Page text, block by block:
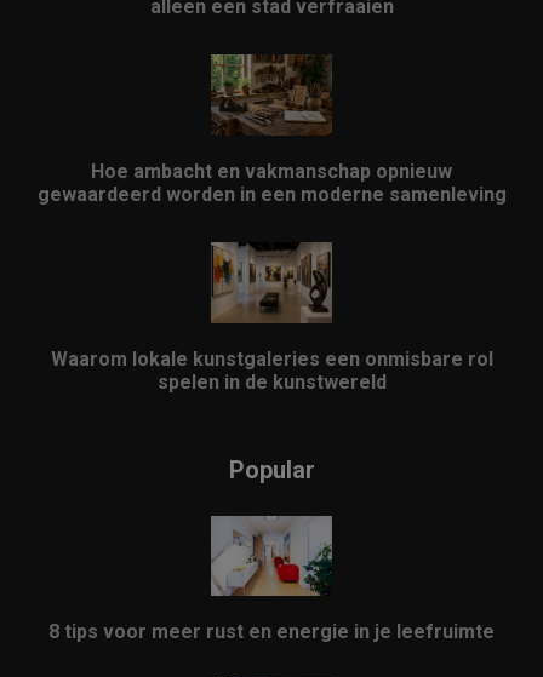
alleen een stad verfraaien
Hoe ambacht en vakmanschap opnieuw
gewaardeerd worden in een moderne samenleving
Waarom lokale kunstgaleries een onmisbare rol
spelen in de kunstwereld
Popular
8 tips voor meer rust en energie in je leefruimte